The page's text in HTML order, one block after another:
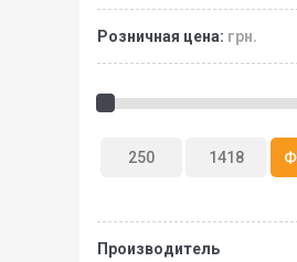
Розничная цена: грн.
Производитель